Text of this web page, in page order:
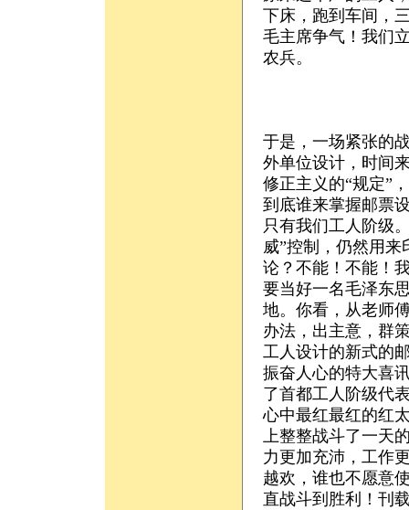
下床，跑到车间，
毛主席争气！我们
农兵。
于是，一场紧张的
外单位设计，时间
修正主义的“规定”
到底谁来掌握邮票
只有我们工人阶级
威”控制，仍然用
论？不能！不能！
要当好一名毛泽东
地。你看，从老师
办法，出主意，群
工人设计的新式的
振奋人心的特大喜
了首都工人阶级代
心中最红最红的红
上整整战斗了一天
力更加充沛，工作
越欢，谁也不愿意
直战斗到胜利！刊